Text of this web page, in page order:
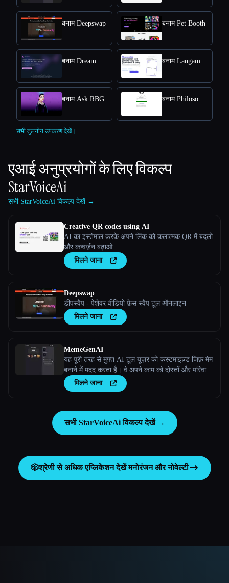
बनाम Deepswap बनाम Pet Booth
बनाम DreamGen: AI role-playing and strory-writing बनाम Langame card game
बनाम Ask RBG बनाम Philosophy
सभी तुलनीय उपकरण देखें।
एआई अनुप्रयोगों के लिए विकल्प
StarVoiceAi
सभी StarVoiceAi विकल्प देखें →
Creative QR codes using AI
AI का इस्तेमाल करके अपने लिंक को कलात्मक QR में बदलो
और कन्वर्ज़न बढ़ाओ
मिलने जाना
Deepswap
डीपस्वैप - पेशेवर वीडियो फ़ेस स्वैप टूल ऑनलाइन
मिलने जाना
MemeGenAI
यह पूरी तरह से मुफ़्त AI टूल यूज़र को कस्टमाइज़्ड जिफ़ मेम
बनाने में मदद करता है। वे अपने काम को दोस्तों और परिवारों
के साथ शेयर कर सकते हैं और प्राप्तकर्ता इस मीम के साथ
बातचीत करके एक नया रीमिक्स मेम बना सकते हैं।
मिलने जाना
सभी StarVoiceAi विकल्प देखें →
🎲श्रेणी से अधिक एप्लिकेशन देखेंमनोरंजन और नोवेल्टी